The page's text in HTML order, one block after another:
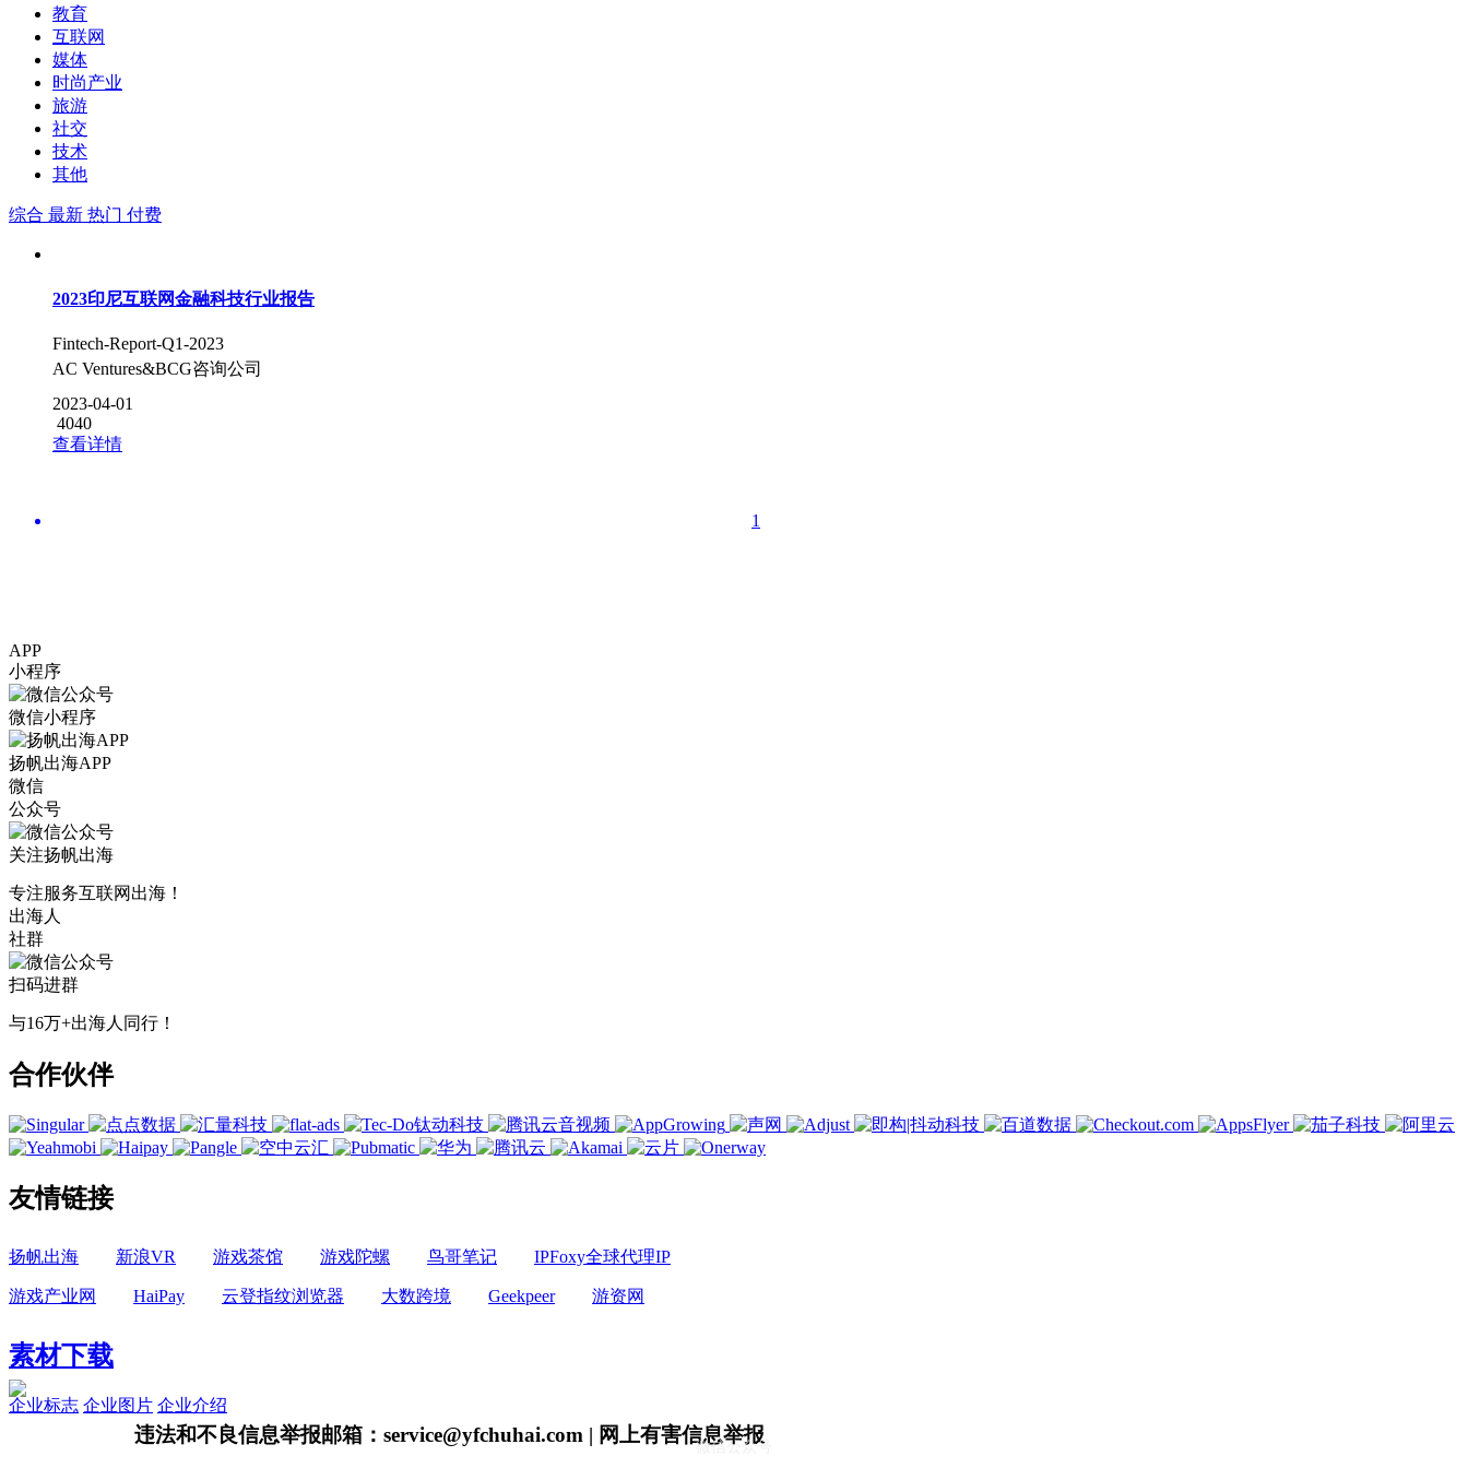
教育
互联网
媒体
时尚产业
旅游
社交
技术
其他
综合 最新 热门 付费
2023印尼互联网金融科技行业报告
Fintech-Report-Q1-2023
AC Ventures&BCG咨询公司
2023-04-01
4040
查看详情
1
APP
小程序
微信小程序
扬帆出海APP
微信
公众号
关注扬帆出海
专注服务互联网出海！
出海人
社群
扫码进群
与16万+出海人同行！
合作伙伴
友情链接
扬帆出海 新浪VR 游戏茶馆 游戏陀螺 鸟哥笔记 IPFoxy全球代理IP
游戏产业网 HaiPay 云登指纹浏览器 大数跨境 Geekpeer 游资网
素材下载
企业标志 企业图片 企业介绍
微信公众号
违法和不良信息举报邮箱：service@yfchuhai.com | 网上有害信息举报